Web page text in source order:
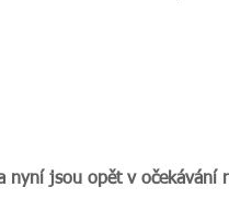
nyní jsou opět v očekávání